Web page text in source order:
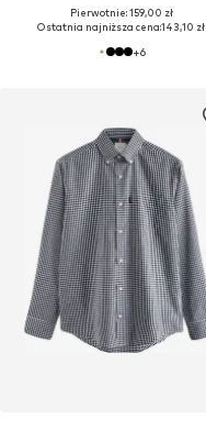
Pierwotnie: 159,00 zł
Ostatnia najniższa cena:143,10 zł
+6